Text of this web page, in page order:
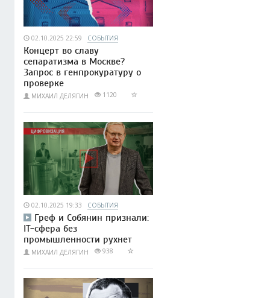
02.10.2025 22:59 СОБЫТИЯ
Концерт во славу
сепаратизма в Москве?
Запрос в генпрокуратуру о
проверке
МИХАИЛ ДЕЛЯГИН 1120
02.10.2025 19:33 СОБЫТИЯ
Греф и Собянин признали:
IT-сфера без
промышленности рухнет
МИХАИЛ ДЕЛЯГИН 938